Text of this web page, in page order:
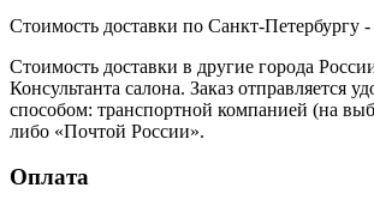
Стоимость доставки по Санкт-Петербургу -
Стоимость доставки в другие города
Консультанта салона. Заказ отправляется
способом: транспортной компанией (на
либо «Почтой России».
Оплата